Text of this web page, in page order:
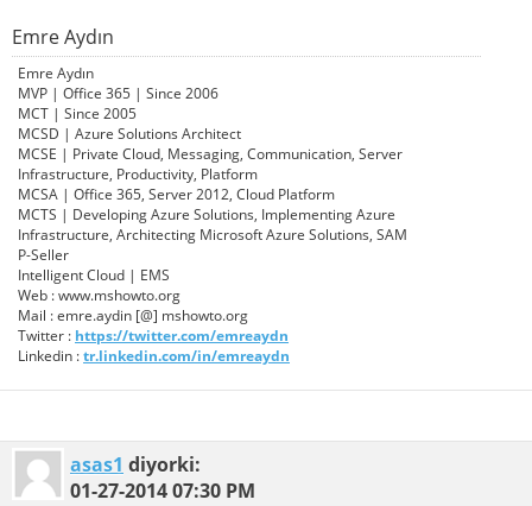
Emre Aydın
Emre Aydın
MVP | Office 365 | Since 2006
MCT | Since 2005
MCSD | Azure Solutions Architect
MCSE | Private Cloud, Messaging, Communication, Server
Infrastructure, Productivity, Platform
MCSA | Office 365, Server 2012, Cloud Platform
MCTS | Developing Azure Solutions, Implementing Azure
Infrastructure, Architecting Microsoft Azure Solutions, SAM
P-Seller
Intelligent Cloud | EMS
Web : www.mshowto.org
Mail : emre.aydin [@] mshowto.org
Twitter : https://twitter.com/emreaydn
Linkedin :tr.linkedin.com/in/emreaydn
asas1 diyorki:
01-27-201407:30 PM